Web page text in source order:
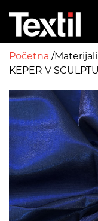
Početna Materijali
KEPER V